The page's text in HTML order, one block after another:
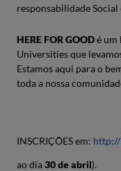
responsabilidade
HERE FOR GOODé um
Universities que
Estamos aqui para o
toda a nossa
INSCRIÇÕES em:
ao dia30de abril).